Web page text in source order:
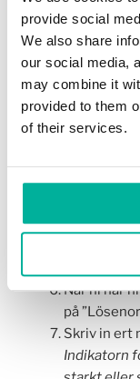
provide social
We also share
our social media,
may combine it
provided to them
of their services.
Scrolla ner
En lista
postkonton.
Om listan
Använd
10
Ändra
hörnet
När ni har
på
Skriv in ert
Indikatorn